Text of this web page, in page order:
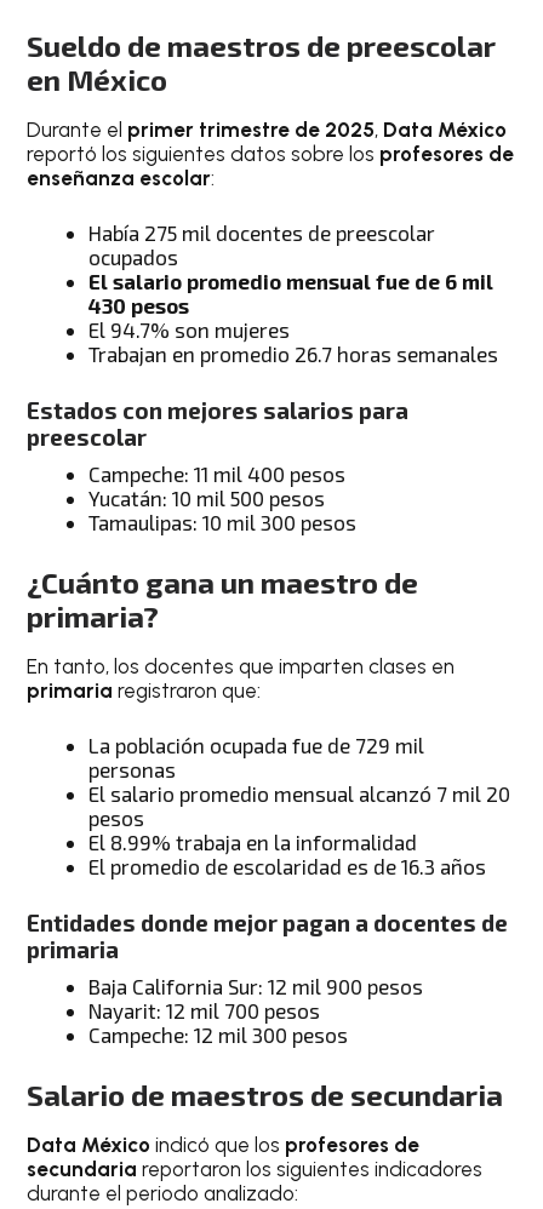
Sueldo de maestros de preescolar
en México
Durante el primer trimestre de 2025, Data México
reportó los siguientes datos sobre los profesores de
enseñanza escolar:
Había 275 mil docentes de preescolar
ocupados
El salario promedio mensual fue de 6 mil
430 pesos
El 94.7% son mujeres
Trabajan en promedio 26.7 horas semanales
Estados con mejores salarios para
preescolar
Campeche: 11 mil 400 pesos
Yucatán: 10 mil 500 pesos
Tamaulipas: 10 mil 300 pesos
¿Cuánto gana un maestro de
primaria?
En tanto, los docentes que imparten clases en
primaria registraron que:
La población ocupada fue de 729 mil
personas
El salario promedio mensual alcanzó 7 mil 20
pesos
El 8.99% trabaja en la informalidad
El promedio de escolaridad es de 16.3 años
Entidades donde mejor pagan a docentes de
primaria
Baja California Sur: 12 mil 900 pesos
Nayarit: 12 mil 700 pesos
Campeche: 12 mil 300 pesos
Salario de maestros de secundaria
Data México indicó que los profesores de
secundaria reportaron los siguientes indicadores
durante el periodo analizado: